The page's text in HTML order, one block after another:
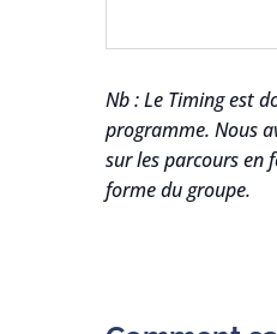
Nb : Le Timing est
programme. Nous
sur les parcours en
forme du groupe.